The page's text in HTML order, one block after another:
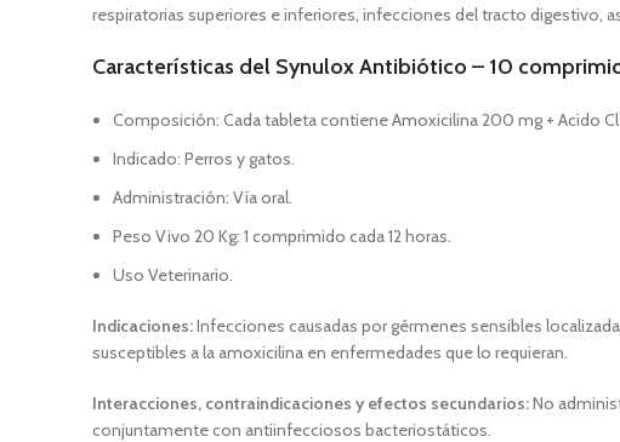
respiratorias superiores e inferiores, infecciones del tracto digestivo,
Características del Synulox Antibiótico – 10
Composición: Cada tableta contiene Amoxicilina 200 mg + Acido
Indicado: Perros y gatos.
Administración: Vía oral.
Peso Vivo 20 Kg: 1 comprimido cada 12 horas.
Uso Veterinario.
Indicaciones:Infecciones causadas por gérmenes sensibles
susceptibles a la amoxicilina en enfermedades que lo requieran.
Interacciones, contraindicaciones y efectos secundarios:No
conjuntamente con antiinfecciosos bacteriostáticos.